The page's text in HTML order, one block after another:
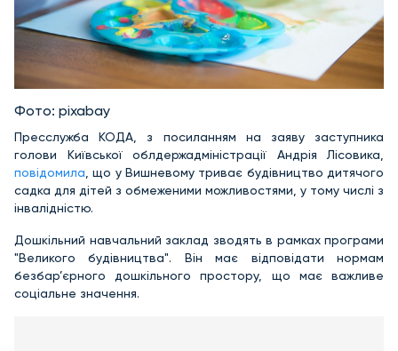
Фото: pixabay
Пресслужба КОДА, з посиланням на заяву заступника
голови Київської облдержадміністрації Андрія Лісовика,
повідомила , що у Вишневому триває будівництво дитячого
садка для дітей з обмеженими можливостями, у тому числі з
інвалідністю.
Дошкільний навчальний заклад зводять в рамках програми
"Великого будівництва". Він має відповідати нормам
безбар’єрного дошкільного простору, що має важливе
соціальне значення.